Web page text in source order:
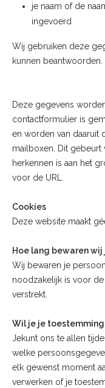
je naam of de
ingevoerd
Wij gebruiken deze
kunnen beantwoorden.
Deze gegevens
contactformulier is
en worden van daaruit
mailboxen. Dit gebeurt
herkennen is aan het
voor de URL.
Cookies
Deze website maakt
Hoe lang bewaren
Wij bewaren je
noodzakelijk is voor
verstrekt.
Wil je je
Jekunt ons te allen
welke
elk gewenst moment
verwerken of je